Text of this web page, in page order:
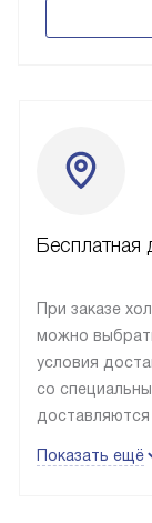
Бесплатная
При заказе
можно
условия
со
до подъезда,
Показать ещё